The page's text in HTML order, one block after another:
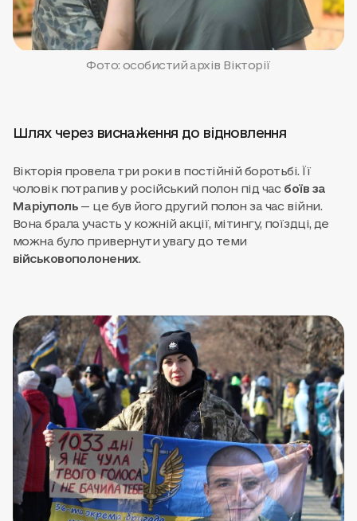
Фото: особистий архів Вікторії
Шлях через виснаження до відновлення
Вікторія провела три роки в постійній боротьбі. Її
чоловік потрапив у російський полон під час боїв за
Маріуполь— це був його другий полон за час війни.
Вона брала участь у кожній акції, мітингу, поїздці, де
можна було привернути увагу до теми
військовополонених.